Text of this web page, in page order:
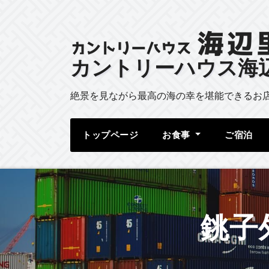
カントリーハウス海
絶景を見ながら最高の海の幸を堪能できるお
トップページ お食事 ご宿泊
銚子